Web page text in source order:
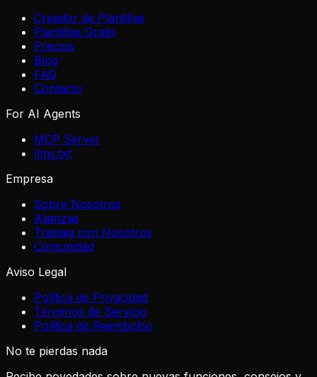
Creador de Plantillas
Plantillas Gratis
Precios
Blog
FAQ
Contacto
For AI Agents
MCP Server
llms.txt
Empresa
Sobre Nosotros
Alianzas
Trabaja con Nosotros
Comunidad
Aviso Legal
Política de Privacidad
Términos de Servicio
Política de Reembolso
No te pierdas nada